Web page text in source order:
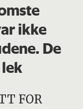
ikke
De
FOR